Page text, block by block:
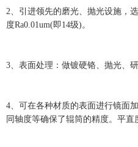
2、引进领先的磨光、抛光设施，
度Ra0.01um(即14级)。
3、表面处理：做镀硬铬、抛光、研
4、可在各种材质的表面进行镜面
同轴度等确保了辊筒的精度。平